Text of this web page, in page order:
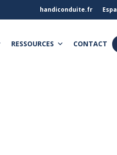
handiconduite.fr
RESSOURCES CONTACT